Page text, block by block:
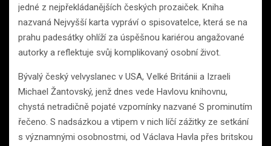
jedné z nejpřekládanějších českých prozaiček. Kniha
nazvaná Nejvyšší karta vypráví o spisovatelce, která se na
prahu padesátky ohlíží za úspěšnou kariérou angažované
autorky a reflektuje svůj komplikovaný osobní život.
Bývalý český velvyslanec v USA, Velké Británii a Izraeli
Michael Žantovský, jenž dnes vede Havlovu knihovnu,
chystá netradičně pojaté vzpomínky nazvané S prominutím
řečeno. S nadsázkou a vtipem v nich líčí zážitky ze setkání
s významnými osobnostmi, od Václava Havla přes britskou